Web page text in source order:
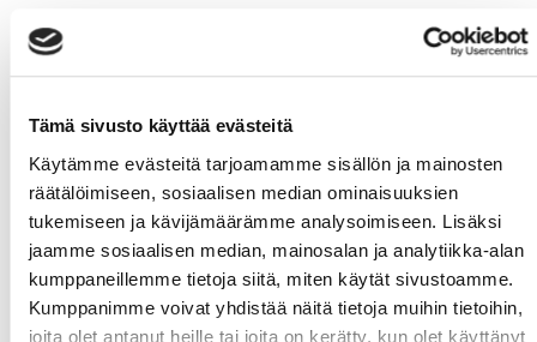
Tämä sivusto käyttää evästeitä
Käytämme evästeitä tarjoamamme sisällön ja mainosten
räätälöimiseen, sosiaalisen median ominaisuuksien
tukemiseen ja kävijämäärämme analysoimiseen. Lisäksi
jaamme sosiaalisen median, mainosalan ja analytiikka-alan
kumppaneillemme tietoja siitä, miten käytät sivustoamme.
Kumppanimme voivat yhdistää näitä tietoja muihin tietoihin,
joita olet antanut heille tai joita on kerätty, kun olet käyttänyt